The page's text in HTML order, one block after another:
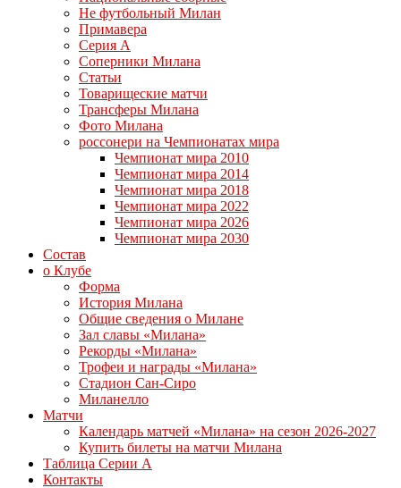
Не футбольный Милан
Примавера
Серия А
Соперники Милана
Статьи
Товарищеские матчи
Трансферы Милана
Фото Милана
россонери на Чемпионатах мира
Чемпионат мира 2010
Чемпионат мира 2014
Чемпионат мира 2018
Чемпионат мира 2022
Чемпионат мира 2026
Чемпионат мира 2030
Состав
о Клубе
Форма
История Милана
Общие сведения о Милане
Зал славы «Милана»
Рекорды «Милана»
Трофеи и награды «Милана»
Стадион Сан-Сиро
Миланелло
Матчи
Календарь матчей «Милана» на сезон 2026-2027
Купить билеты на матчи Милана
Таблица Серии А
Контакты